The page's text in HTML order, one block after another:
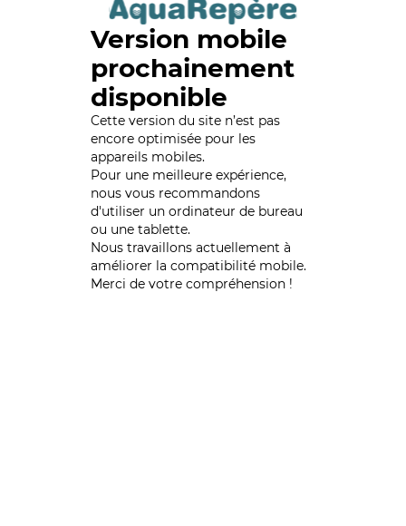
Version mobile
prochainement
disponible
Cette version du site n’est pas
encore optimisée pour les
appareils mobiles.
Pour une meilleure expérience,
nous vous recommandons
d'utiliser un ordinateur de bureau
ou une tablette.
Nous travaillons actuellement à
améliorer la compatibilité mobile.
Merci de votre compréhension !